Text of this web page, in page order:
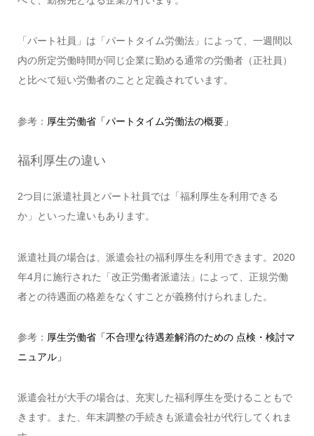
「パート社員」は「パートタイム労働法」によって、一週間以
内の所定労働時間が同じ企業に勤める通常の労働者（正社員）
と比べて短い労働者のことと定義されています。
参考： 厚生労働省「パートタイム労働法の概要」
福利厚生の違い
2つ目に派遣社員とパート社員では「福利厚生を利用できる
か」といった違いもあります。
派遣社員の場合は、派遣会社の福利厚生を利用できます。2020
年4月に施行された「改正労働者派遣法」によって、正規労働
者との待遇面の格差をなくすことが義務付けられました。
参考： 厚生労働省「不合理な待遇差解消のための 点検・検討マ
ニュアル」
派遣会社が大手の場合は、充実した福利厚生を受けることもで
きます。また、年末調整の手続きも派遣会社が代行してくれま